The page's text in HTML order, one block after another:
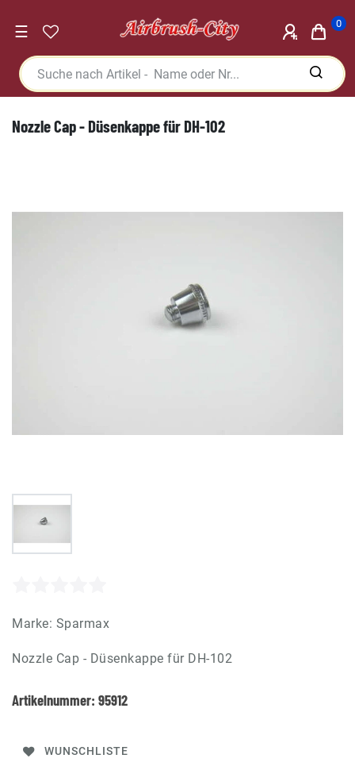
☰ 0
Nozzle Cap - Düsenkappe für DH-102
Marke: Sparmax
Nozzle Cap - Düsenkappe für DH-102
Artikelnummer: 95912
WUNSCHLISTE